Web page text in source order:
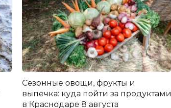
Сезонные овощи, фрукты и
выпечка: куда пойти за продуктами
в Краснодаре 8 августа